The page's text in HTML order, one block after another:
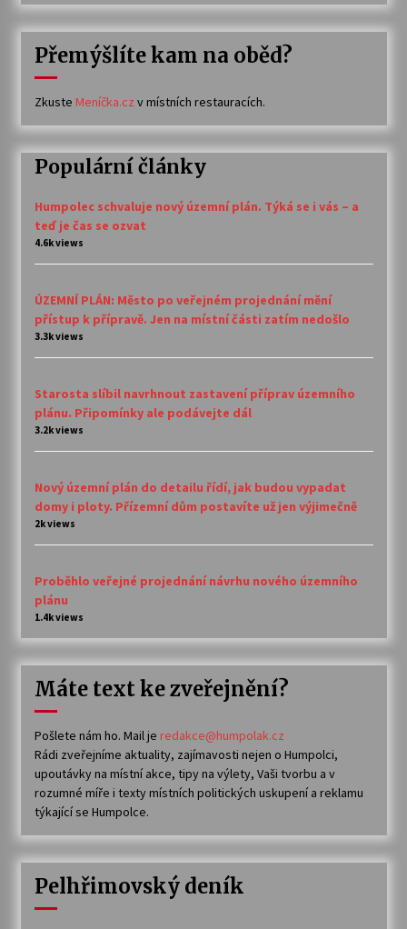
Přemýšlíte kam na oběd?
Zkuste Meníčka.cz v místních restauracích.
Populární články
Humpolec schvaluje nový územní plán. Týká se i vás – a
teď je čas se ozvat
4.6k views
ÚZEMNÍ PLÁN: Město po veřejném projednání mění
přístup k přípravě. Jen na místní části zatím nedošlo
3.3k views
Starosta slíbil navrhnout zastavení příprav územního
plánu. Připomínky ale podávejte dál
3.2k views
Nový územní plán do detailu řídí, jak budou vypadat
domy i ploty. Přízemní dům postavíte už jen výjimečně
2k views
Proběhlo veřejné projednání návrhu nového územního
plánu
1.4k views
Máte text ke zveřejnění?
Pošlete nám ho. Mail je redakce@humpolak.cz
Rádi zveřejníme aktuality, zajímavosti nejen o Humpolci,
upoutávky na místní akce, tipy na výlety, Vaši tvorbu a v
rozumné míře i texty místních politických uskupení a reklamu
týkající se Humpolce.
Pelhřimovský deník